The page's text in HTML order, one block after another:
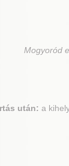
Mogyoród
után: a